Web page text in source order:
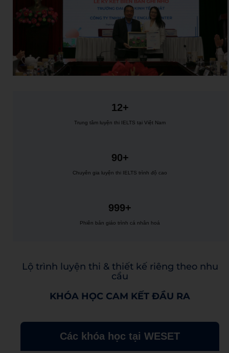
12+
Trung tâm luyện thi IELTS tại Việt Nam
90+
Chuyên gia luyện thi IELTS trình độ cao
999+
Phiên bản giáo trình cá nhân hoá
Lộ trình luyện thi & thiết kế riêng theo nhu
cầu
KHÓA HỌC CAM KẾT ĐẦU RA
Các khóa học tại WESET